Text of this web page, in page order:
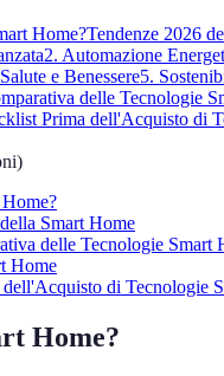
Home?Tendenze 2026
2. Automazione
e Benessere5.
delle Tecnologie
Prima dell'Acquisto di
)
Smart Home
delle Tecnologie Smart
Home
di Tecnologie
Home?